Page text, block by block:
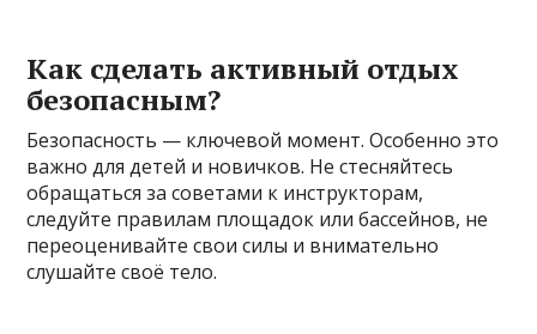
Как сделать активный отдых
безопасным?
Безопасность — ключевой момент. Особенно это
важно для детей и новичков. Не стесняйтесь
обращаться за советами к инструкторам,
следуйте правилам площадок или бассейнов, не
переоценивайте свои силы и внимательно
слушайте своё тело.